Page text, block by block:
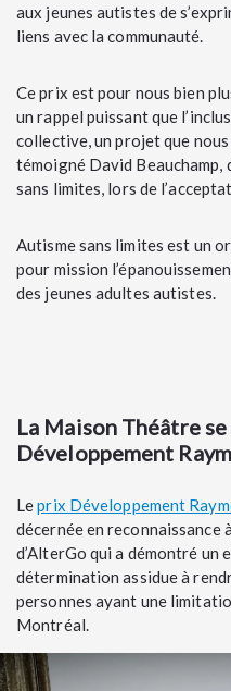
aux jeunes autistes de
liens avec la communauté.
Ce prix est pour nous bien
un rappel puissant que
collective, un projet que
témoigné David
sans limites, lors de
Autisme sans limites est un
pour mission
des jeunes adultes autistes.
La Maison Théâtre
Développement
Leprix Développement
décernée en reconnaissance
d’AlterGo qui a démontré un
détermination assidue à
personnes ayant une
Montréal.